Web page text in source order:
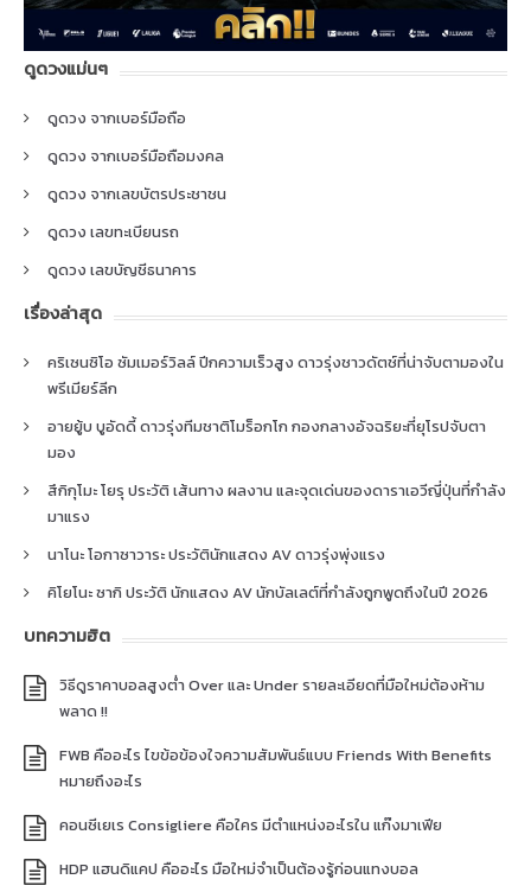
ดูดวงแม่นๆ
ดูดวง จากเบอร์มือถือ
ดูดวง จากเบอร์มือถือมงคล
ดูดวง จากเลขบัตรประชาชน
ดูดวง เลขทะเบียนรถ
ดูดวง เลขบัญชีธนาคาร
เรื่องล่าสุด
คริเซนซิโอ ซัมเมอร์วิลล์ ปีกความเร็วสูง ดาวรุ่งชาวดัตช์ที่น่าจับตามองใน
พรีเมียร์ลีก
อายยู้บ บูอัดดี้ ดาวรุ่งทีมชาติโมร็อกโก กองกลางอัจฉริยะที่ยุโรปจับตา
มอง
สึกิกุโมะ โยรุ ประวัติ เส้นทาง ผลงาน และจุดเด่นของดาราเอวีญี่ปุ่นที่กำลัง
มาแรง
นาโนะ โอกาซาวาระ ประวัตินักแสดง AV ดาวรุ่งพุ่งแรง
คิโยโนะ ซากิ ประวัติ นักแสดง AV นักบัลเลต์ที่กำลังถูกพูดถึงในปี 2026
บทความฮิต
วิธีดูราคาบอลสูงต่ำ Over และ Under รายละเอียดที่มือใหม่ต้องห้าม
พลาด !!
FWB คืออะไร ไขข้อข้องใจความสัมพันธ์แบบ Friends With Benefits
หมายถึงอะไร
คอนซีเยเร Consigliere คือใคร มีตำแหน่งอะไรใน แก๊งมาเฟีย
HDP แฮนดิแคป คืออะไร มือใหม่จำเป็นต้องรู้ก่อนแทงบอล